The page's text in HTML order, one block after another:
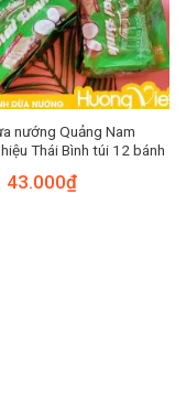
nướng Quảng Nam
Thái Bình túi 12 bánh
Giá
gốc
43.000₫Giá